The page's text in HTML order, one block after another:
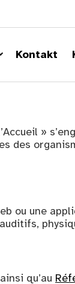
Kontakt
»
des
ou une
ainsi qu’au